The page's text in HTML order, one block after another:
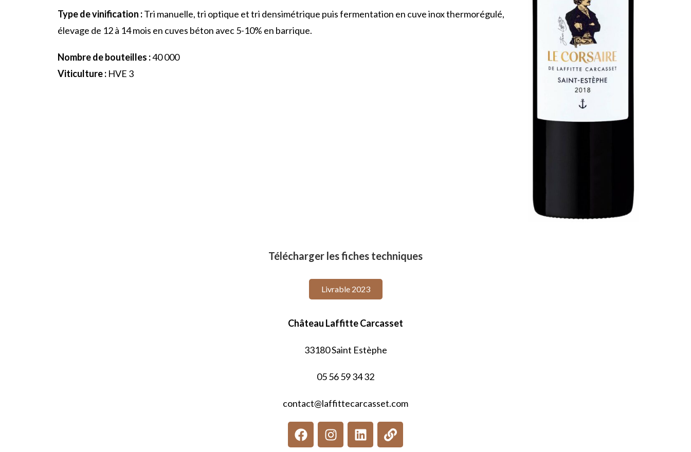
Type de vinification :Tri manuelle, tri optique et tri densimétrique puis fermentation en cuve inox thermorégulé,
élevage de 12 à 14 mois en cuves béton avec 5-10% en barrique.
Nombre de bouteilles :40 000
Viticulture : HVE 3
Télécharger les fiches techniques
Livrable 2023
Château Laffitte Carcasset
33180 Saint Estèphe
05 56 59 34 32
contact@laffittecarcasset.com